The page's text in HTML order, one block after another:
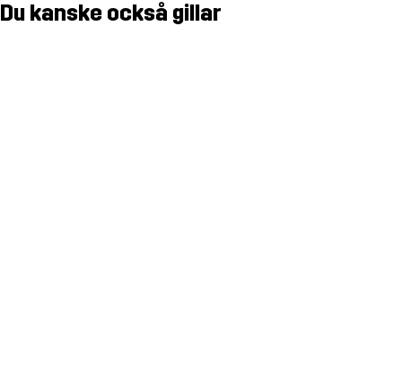
Du kanske också gillar